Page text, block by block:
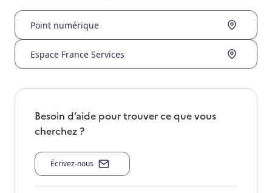
Point numérique
Espace France Services
Besoin d’aide pour trouver ce que vous
cherchez ?
Écrivez-nous